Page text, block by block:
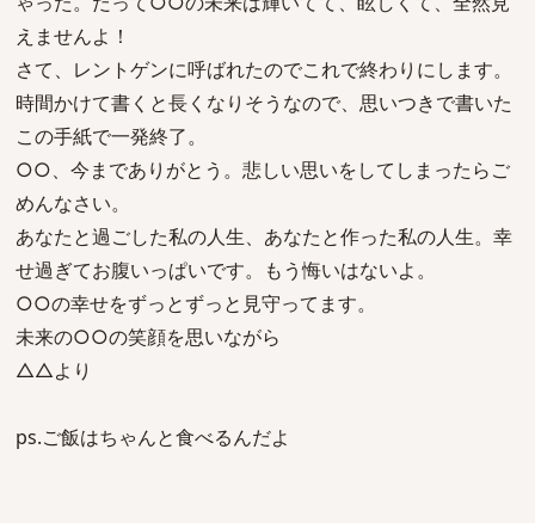
えませんよ！
さて、レントゲンに呼ばれたのでこれで終わりにします。
時間かけて書くと長くなりそうなので、思いつきで書いた
この手紙で一発終了。
○○、今までありがとう。悲しい思いをしてしまったらご
めんなさい。
あなたと過ごした私の人生、あなたと作った私の人生。幸
せ過ぎてお腹いっぱいです。もう悔いはないよ。
○○の幸せをずっとずっと見守ってます。
未来の○○の笑顔を思いながら
△△より
ps.ご飯はちゃんと食べるんだよ